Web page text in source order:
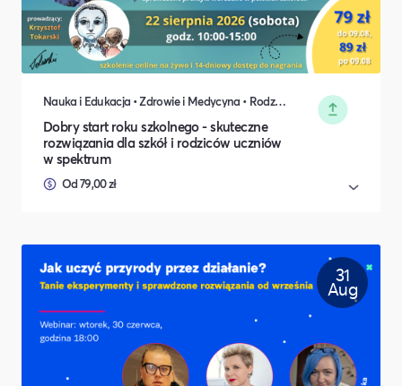
Nauka i Edukacja • Zdrowie i Medycyna • Rodzina i relacje międzyludzkie
Dobry start roku szkolnego - skuteczne
rozwiązania dla szkół i rodziców uczniów
w spektrum
Od 79,00 zł
31
Aug